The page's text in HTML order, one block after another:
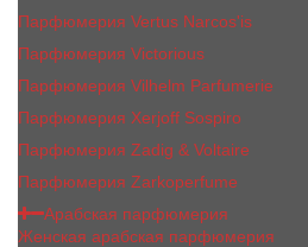
Парфюмерия Vertus Narcos'is
Парфюмерия Victorious
Парфюмерия Vilhelm Parfumerie
Парфюмерия Xerjoff Sospiro
Парфюмерия Zadig & Voltaire
Парфюмерия Zarkoperfume
Арабская парфюмерия
Женская арабская парфюмерия